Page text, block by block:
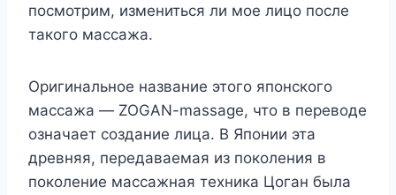
посмотрим, измениться ли мое лицо после
такого массажа.
Оригинальное название этого японского
массажа — ZOGAN-massage, что в переводе
означает создание лица. В Японии эта
древняя, передаваемая из поколения в
поколение массажная техника Цоган была